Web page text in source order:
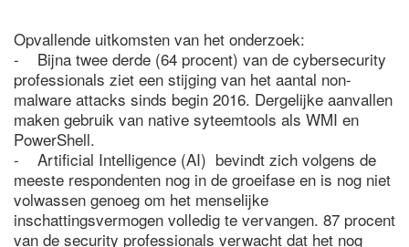
Opvallende uitkomsten van het onderzoek:
- Bijna twee derde (64 procent) van de cybersecurity
professionals ziet een stijging van het aantal non-
malware attacks sinds begin 2016. Dergelijke aanvallen
maken gebruik van native syteemtools als WMI en
PowerShell.
- Artificial Intelligence (AI) bevindt zich volgens de
meeste respondenten nog in de groeifase en is nog niet
volwassen genoeg om het menselijke
inschattingsvermogen volledig te vervangen. 87 procent
van de security professionals verwacht dat het nog